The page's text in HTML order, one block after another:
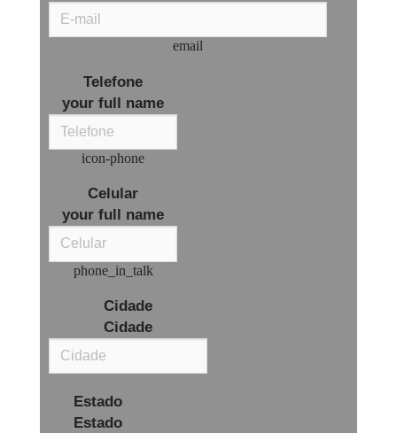
email
Telefone
your full name
icon-phone
Celular
your full name
phone_in_talk
Cidade
Cidade
Estado
Estado